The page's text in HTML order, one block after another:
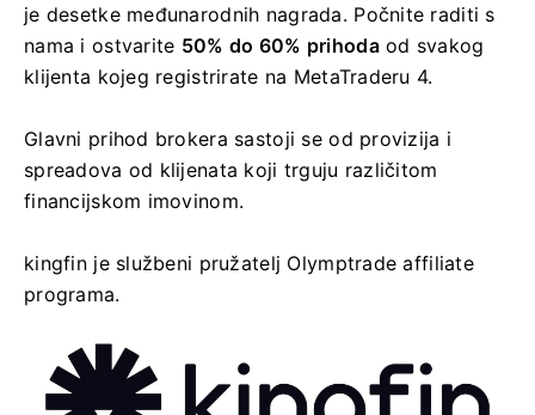
je desetke međunarodnih nagrada. Počnite raditi s
nama i ostvarite 50% do 60% prihodaod svakog
klijenta kojeg registrirate na MetaTraderu 4.
Glavni prihod brokera sastoji se od provizija i
spreadova od klijenata koji trguju različitom
financijskom imovinom.
kingfin je službeni pružatelj Olymptrade affiliate
programa.